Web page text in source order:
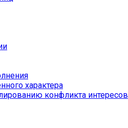
характера
конфликта интересов